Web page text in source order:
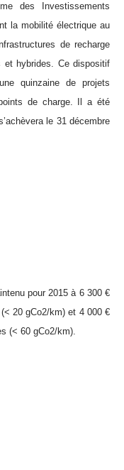
des Investissements
la mobilité électrique au
de recharge
et hybrides. Ce dispositif
quinzaine de projets
de charge. Il a été
le 31 décembre
pour 2015 à 6 300 €
20 gCo2/km) et 4 000 €
(< 60 gCo2/km).